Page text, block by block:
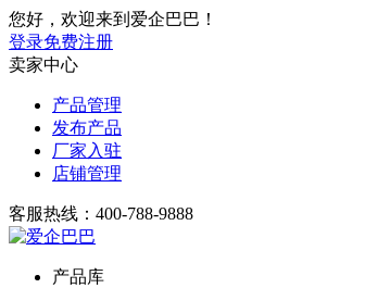
您好，欢迎来到爱企巴巴！
登录免费注册
卖家中心
产品管理
发布产品
厂家入驻
店铺管理
客服热线：400-788-9888
产品库